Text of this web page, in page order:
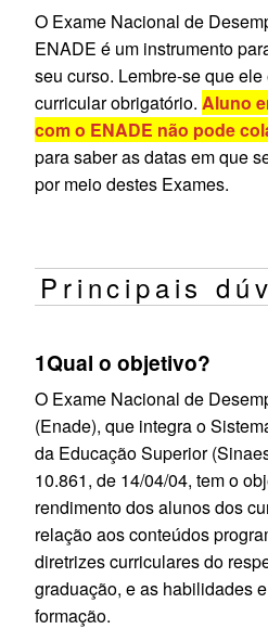
O Exame Nacional de
ENADE é um instrumento
seu curso. Lembre‐se que
curricular obrigatório.Aluno
com o ENADE não pode
para saber as datas em que
por meio destes Exames.
Principais
1Qual o objetivo?
O Exame Nacional de
(Enade), que integra o
da Educação Superior
10.861, de 14/04/04, tem o
rendimento dos alunos dos
relação aos conteúdos
diretrizes curriculares do
graduação, e as habilidades
formação.